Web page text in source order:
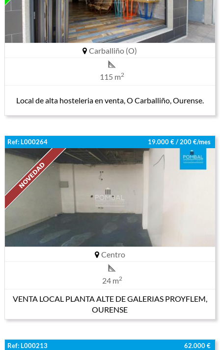
Carballiño (O)
115 m2
Local de alta hosteleria en venta, O Carballiño, Ourense.
Ref: L000264 19.000 € / 200 €/mes
Centro
24 m2
VENTA LOCAL PLANTA ALTE DE GALERIAS PROYFLEM,
OURENSE
Ref: L000213 62.000 €